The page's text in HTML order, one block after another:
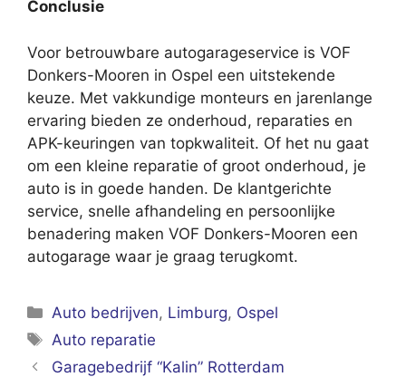
Conclusie
Voor betrouwbare autogarageservice is VOF
Donkers-Mooren in Ospel een uitstekende
keuze. Met vakkundige monteurs en jarenlange
ervaring bieden ze onderhoud, reparaties en
APK-keuringen van topkwaliteit. Of het nu gaat
om een kleine reparatie of groot onderhoud, je
auto is in goede handen. De klantgerichte
service, snelle afhandeling en persoonlijke
benadering maken VOF Donkers-Mooren een
autogarage waar je graag terugkomt.
Categorieën
Auto bedrijven, Limburg, Ospel
Tags
Auto reparatie
Garagebedrijf “Kalin” Rotterdam